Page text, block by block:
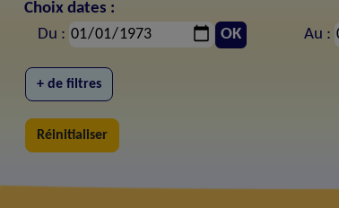
Choix dates :
Du :
OK Au :
+ de filtres
Réinitialiser